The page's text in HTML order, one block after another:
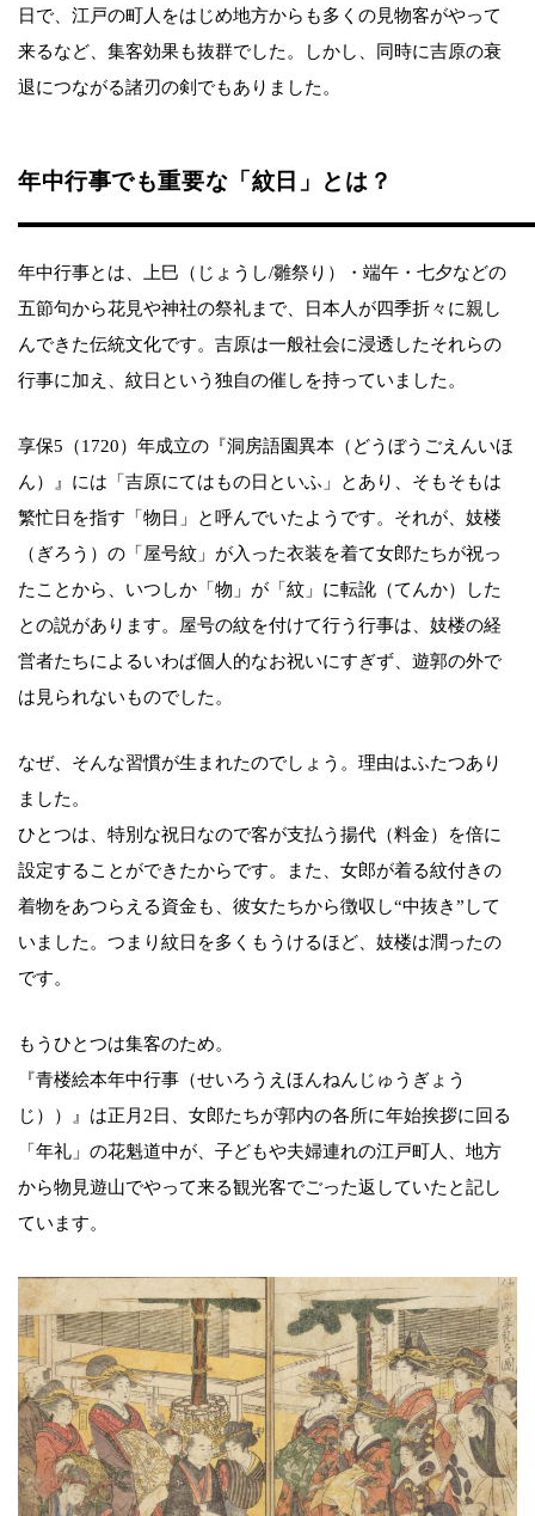
日で、江戸の町人をはじめ地方からも多くの見物客がやって
来るなど、集客効果も抜群でした。しかし、同時に吉原の衰
退につながる諸刃の剣でもありました。
年中行事でも重要な「紋日」とは？
年中行事とは、上巳（じょうし/雛祭り）・端午・七夕などの
五節句から花見や神社の祭礼まで、日本人が四季折々に親し
んできた伝統文化です。吉原は一般社会に浸透したそれらの
行事に加え、紋日という独自の催しを持っていました。
享保5（1720）年成立の『洞房語園異本（どうぼうごえんいほ
ん）』には「吉原にてはもの日といふ」とあり、そもそもは
繁忙日を指す「物日」と呼んでいたようです。それが、妓楼
（ぎろう）の「屋号紋」が入った衣装を着て女郎たちが祝っ
たことから、いつしか「物」が「紋」に転訛（てんか）した
との説があります。屋号の紋を付けて行う行事は、妓楼の経
営者たちによるいわば個人的なお祝いにすぎず、遊郭の外で
は見られないものでした。
なぜ、そんな習慣が生まれたのでしょう。理由はふたつあり
ました。
ひとつは、特別な祝日なので客が支払う揚代（料金）を倍に
設定することができたからです。また、女郎が着る紋付きの
着物をあつらえる資金も、彼女たちから徴収し“中抜き”して
いました。つまり紋日を多くもうけるほど、妓楼は潤ったの
です。
もうひとつは集客のため。
『青楼絵本年中行事（せいろうえほんねんじゅうぎょう
じ））』は正月2日、女郎たちが郭内の各所に年始挨拶に回る
「年礼」の花魁道中が、子どもや夫婦連れの江戸町人、地方
から物見遊山でやって来る観光客でごった返していたと記し
ています。